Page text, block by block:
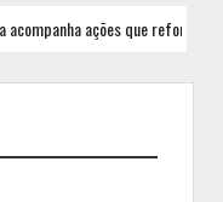
ações que reforçam